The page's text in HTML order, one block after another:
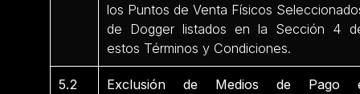
los Puntos de Venta Físicos
de Dogger listados en la Sección 4
estos Términos y Condiciones.
5.2
Exclusión de Medios de Pago